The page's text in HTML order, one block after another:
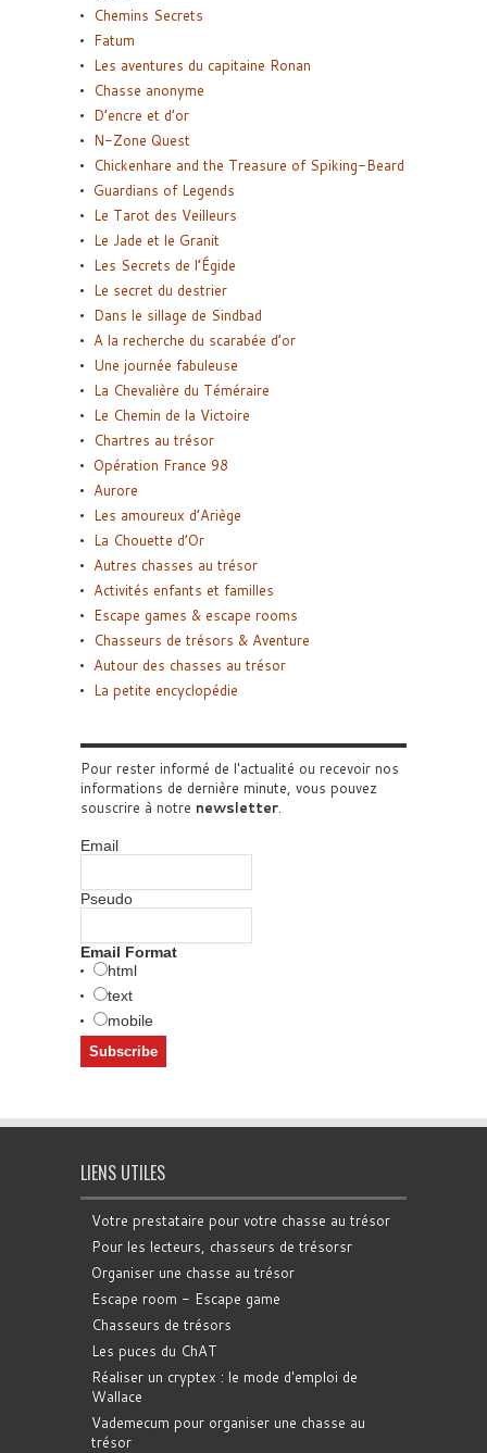
Chemins Secrets
Fatum
Les aventures du capitaine Ronan
Chasse anonyme
D’encre et d’or
N-Zone Quest
Chickenhare and the Treasure of Spiking-Beard
Guardians of Legends
Le Tarot des Veilleurs
Le Jade et le Granit
Les Secrets de l’Égide
Le secret du destrier
Dans le sillage de Sindbad
A la recherche du scarabée d’or
Une journée fabuleuse
La Chevalière du Téméraire
Le Chemin de la Victoire
Chartres au trésor
Opération France 98
Aurore
Les amoureux d’Ariège
La Chouette d’Or
Autres chasses au trésor
Activités enfants et familles
Escape games & escape rooms
Chasseurs de trésors & Aventure
Autour des chasses au trésor
La petite encyclopédie
Pour rester informé de l'actualité ou recevoir nos
informations de dernière minute, vous pouvez
souscrire à notre newsletter.
Email
Pseudo
Email Format
html
text
mobile
LIENS UTILES
Votre prestataire pour votre chasse au trésor
Pour les lecteurs, chasseurs de trésorsr
Organiser une chasse au trésor
Escape room - Escape game
Chasseurs de trésors
Les puces du ChAT
Réaliser un cryptex : le mode d'emploi de
Wallace
Vademecum pour organiser une chasse au
trésor